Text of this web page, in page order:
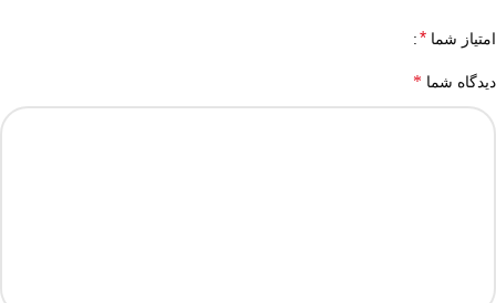
امتیاز شما *
دیدگاه شما *